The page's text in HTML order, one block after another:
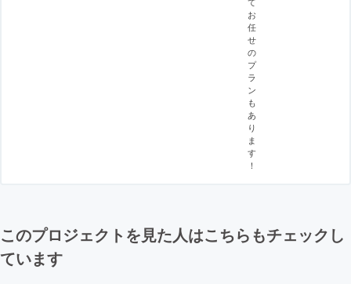
お
任
せ
の
プ
ラ
ン
も
あ
り
ま
す
！
このプロジェクトを見た人はこちらもチェックし
ています